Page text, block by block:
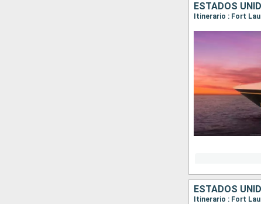
ESTADOS
Itinerario : Fort
ESTADOS
Itinerario : Fort